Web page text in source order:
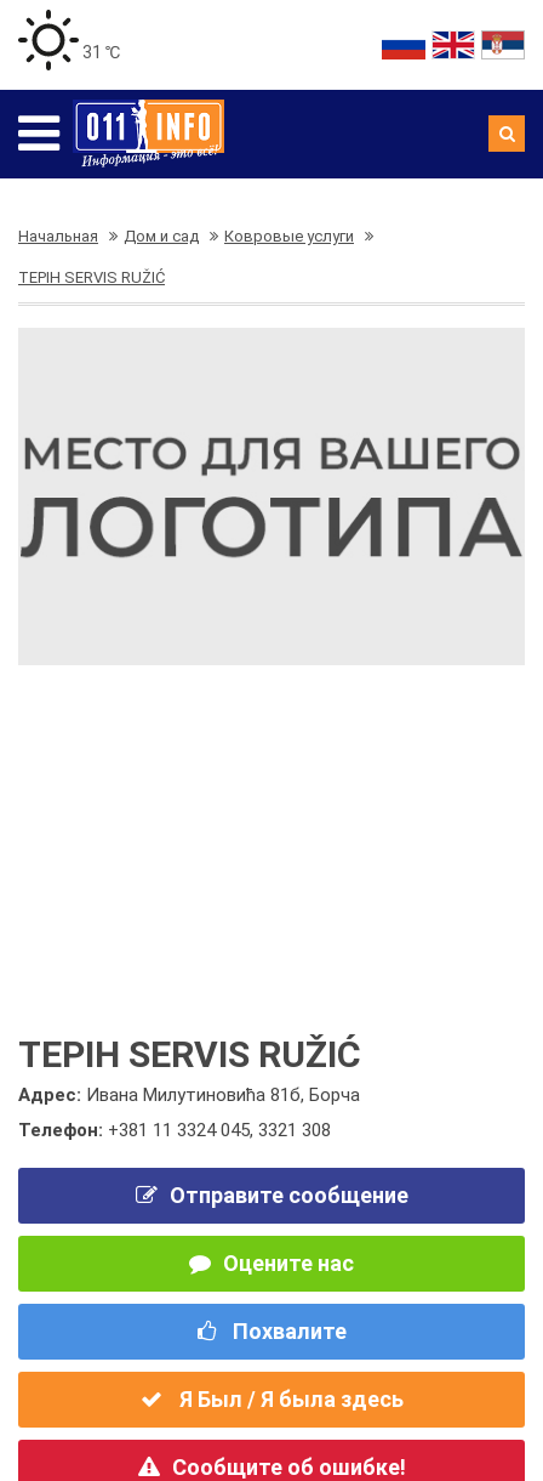
31 ℃
Начальная Дом и сад Ковровые услуги
TEPIH SERVIS RUŽIĆ
TEPIH SERVIS RUŽIĆ
Адрес: Ивана Милутиновића 81б, Борча
Телефон: +381 11 3324 045, 3321 308
Отправите сообщение
Оцените нас
Похвалите
Я Был / Я была здесь
Сообщите об ошибке!